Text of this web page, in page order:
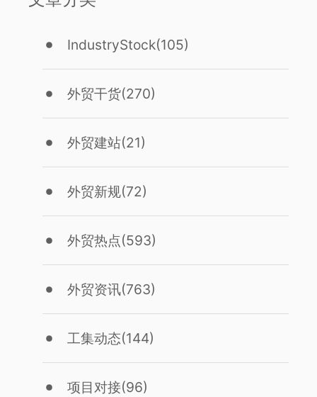
IndustryStock(105)
外贸干货(270)
外贸建站(21)
外贸新规(72)
外贸热点(593)
外贸资讯(763)
工集动态(144)
项目对接(96)